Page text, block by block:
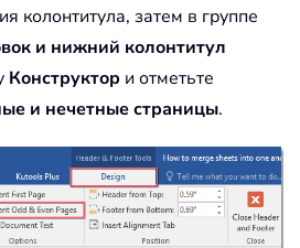
колонтитула, затем в группе
и нижний колонтитул
Конструктор и отметьте
и нечетные страницы.